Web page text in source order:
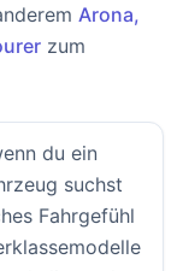
Arona,
zum
du ein
suchst
Fahrgefühl